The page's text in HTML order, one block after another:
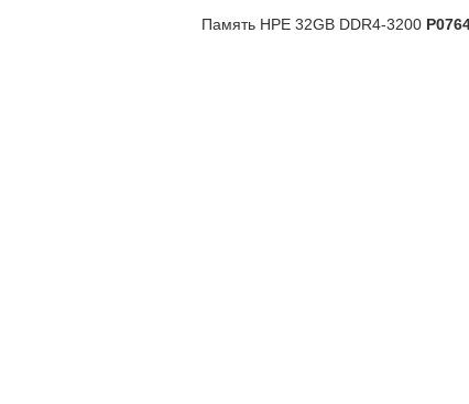
Память HPE 32GB DDR4-3200